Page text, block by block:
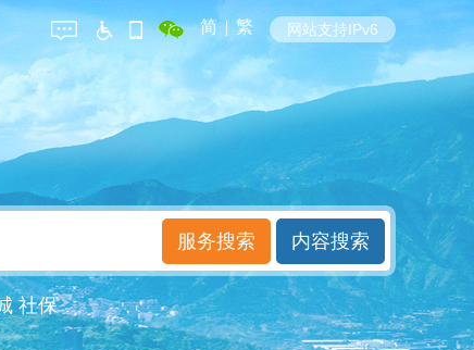
简 | 繁 网站支持IPv6
社保